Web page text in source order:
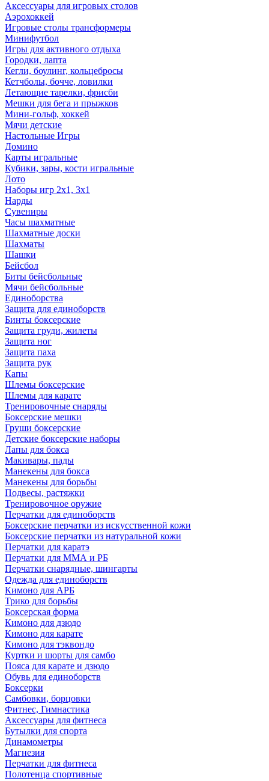
Аксессуары для игровых столов
Аэрохоккей
Игровые столы трансформеры
Минифутбол
Игры для активного отдыха
Городки, лапта
Кегли, боулинг, кольцебросы
Кетчболы, бочче, ловилки
Летающие тарелки, фрисби
Мешки для бега и прыжков
Мини-гольф, хоккей
Мячи детские
Настольные Игры
Домино
Карты игральные
Кубики, зары, кости игральные
Лото
Наборы игр 2х1, 3х1
Нарды
Сувениры
Часы шахматные
Шахматные доски
Шахматы
Шашки
Бейсбол
Биты бейсбольные
Мячи бейсбольные
Единоборства
Защита для единоборств
Бинты боксерские
Защита груди, жилеты
Защита ног
Защита паха
Защита рук
Капы
Шлемы боксерские
Шлемы для карате
Тренировочные снаряды
Боксерские мешки
Груши боксерские
Детские боксерские наборы
Лапы для бокса
Макивары, пады
Манекены для бокса
Манекены для борьбы
Подвесы, растяжки
Тренировочное оружие
Перчатки для единоборств
Боксерские перчатки из искусственной кожи
Боксерские перчатки из натуральной кожи
Перчатки для каратэ
Перчатки для ММА и РБ
Перчатки снарядные, шингарты
Одежда для единоборств
Кимоно для АРБ
Трико для борьбы
Боксерская форма
Кимоно для дзюдо
Кимоно для карате
Кимоно для тэквондо
Куртки и шорты для самбо
Пояса для карате и дзюдо
Обувь для единоборств
Боксерки
Самбовки, борцовки
Фитнес, Гимнастика
Аксессуары для фитнеса
Бутылки для спорта
Динамометры
Магнезия
Перчатки для фитнеса
Полотенца спортивные